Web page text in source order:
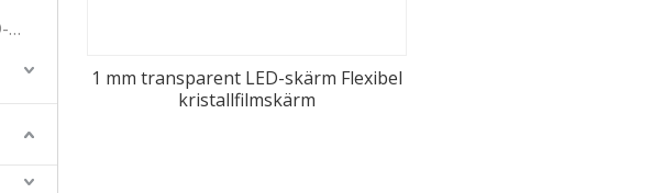
P16-P50 Transparent LED-skärm
1 mm transparent LED-skärm Flexibel
kristallfilmskärm